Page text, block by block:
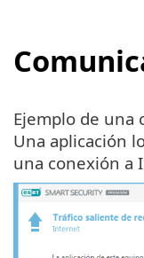
Ejemplo de
Una aplicación
una conexión a